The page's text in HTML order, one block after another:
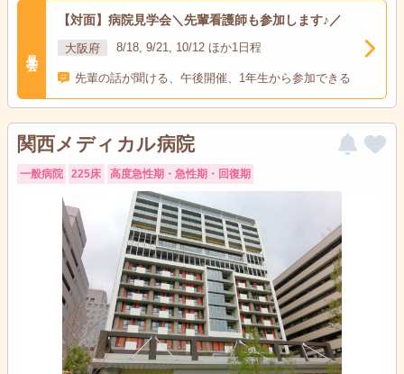
【対面】病院見学会＼先輩看護師も参加します♪／
大阪府 8/18, 9/21, 10/12 ほか1日程
先輩の話が聞ける、午後開催、1年生から参加できる
関西メディカル病院
一般病院 225床 高度急性期・急性期・回復期